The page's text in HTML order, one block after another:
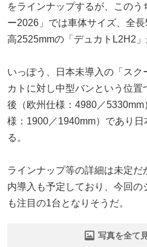
をラインナップするが、このう
ー2026」では車体サイズ、全
高2525mmの「デュカトL2H2」
いっぽう、日本未導入の「スク
カトに対し中型バンという位
後（欧州仕様：4980／
様：1900／1940mm）であり
る。
ラインナップ等の詳細は未定だ
内導入も予定しており、今回
も注目の1台となりそうだ。
写真を全て